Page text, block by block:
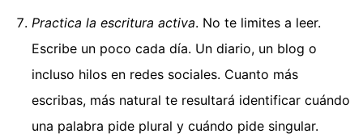
Practica la escritura activa. No te limites a leer.
Escribe un poco cada día. Un diario, un blog o
incluso hilos en redes sociales. Cuanto más
escribas, más natural te resultará identificar cuándo
una palabra pide plural y cuándo pide singular.